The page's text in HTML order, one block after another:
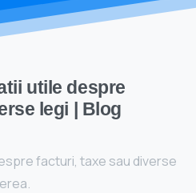
utile despre
legi | Blog
facturi, taxe sau diverse